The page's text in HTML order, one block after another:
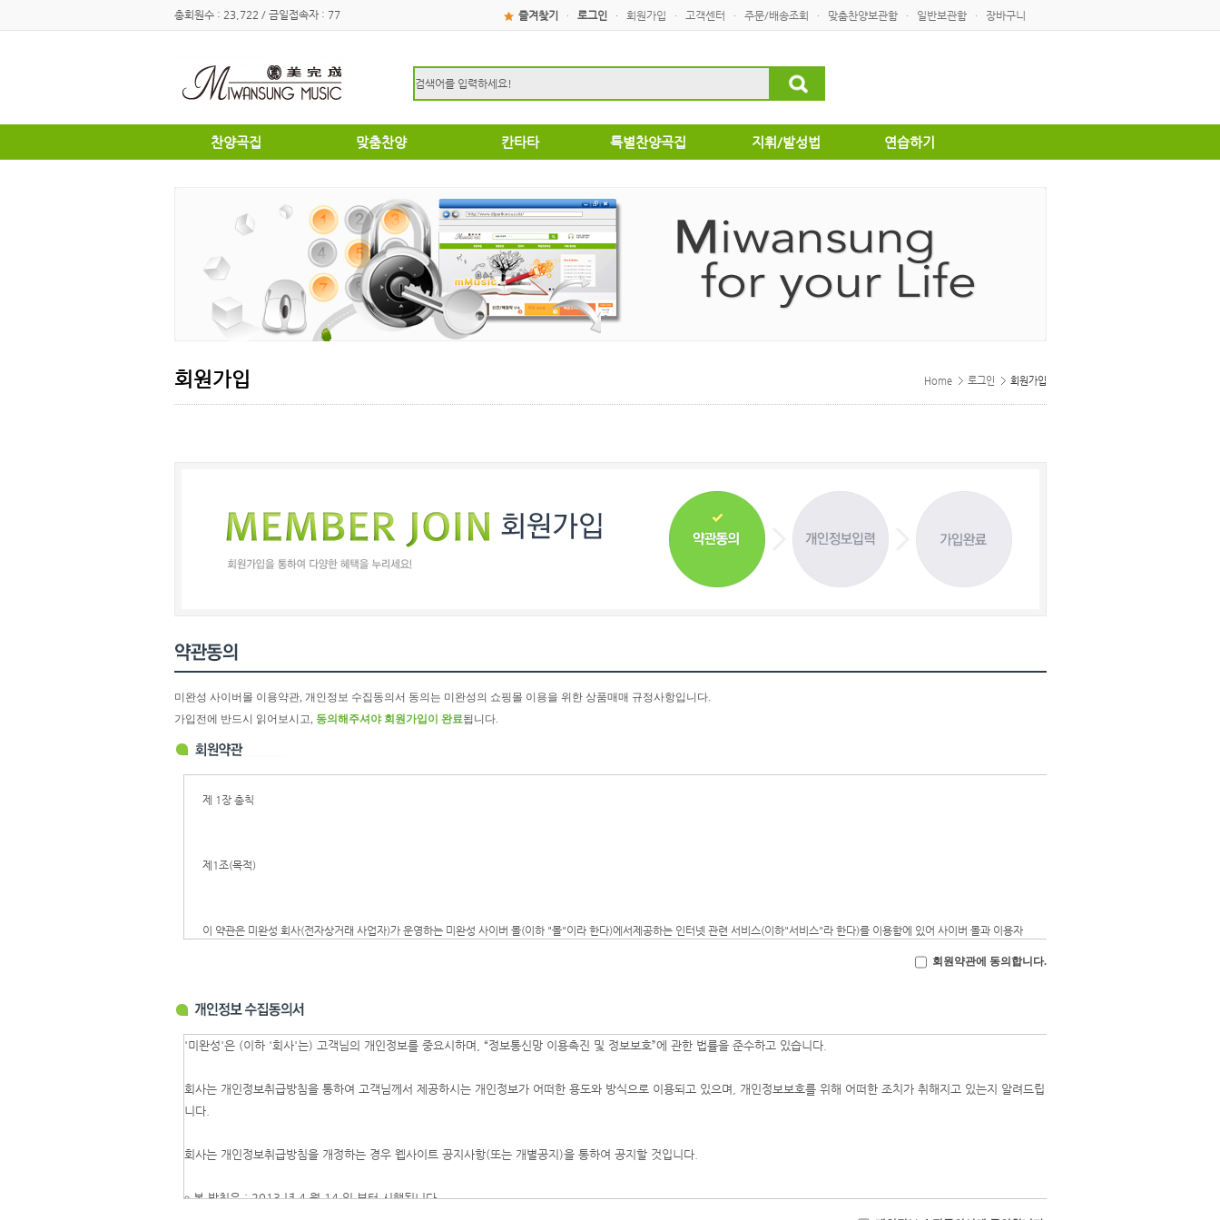
총회원수 : 23,722 / 금일접속자 : 77 즐겨찾기 · 로그인 · 회원가입 · 고객센터 · 주문/배송조회 · 맞춤찬양보관함 · 일반보관함 · 장바구니
찬양곡집
소편성관현악성가곡집
영광의찬양
명성가 / 애창성가
복음성가합창편곡집
우리가락 찬양곡집
절기별성가
혼성3부
맞춤찬양
쉽고은혜로운찬양곡집
소편성관현악성가곡집
영광의찬양
찬송가편곡
애창성가
명성가/복음성가합창편곡
절기별성가/국악성가
혼성3부
칸타타
부활절
특별찬양곡집 지휘/발성법 연습하기
회원가입 Home 로그인 회원가입
미완성 사이버몰 이용약관, 개인정보 수집동의서 동의는 미완성의 쇼핑몰 이용을 위한 상품매매 규정사항입니다.
가입전에 반드시 읽어보시고, 동의해주셔야 회원가입이 완료됩니다.
제 1장 총칙
제1조(목적)
이 약관은 미완성 회사(전자상거래 사업자)가 운영하는 미완성 사이버 몰(이하 "몰"이라 한다)에서제공하는 인터넷 관련 서비스(이하"서비스"라 한다)를 이용함에 있어 사이버 몰과 이용자
제2조(정의)
① "몰" 이란 미완성 회사가 재화 또는 용역(이하"재화등"이라 함)을 이용자에게 제공하기 위하여 컴퓨터등 정보통신설비를 이용하여 재화등을 거래할 수 있도록 설정한 가상의 영업장을 말
② "이용자"란 "몰"에 접속하여 이 약관에 따라 "몰"이 제공하는 서비스를 받는 회원 및 비회원을 말합니다.
④ '비회원'이라 함은 회원에 가입하지 않고 "몰"이 제공하는 서비스를 이용하는 자를 말합니다.
회원약관에 동의합니다.
'미완성'은 (이하 '회사'는) 고객님의 개인정보를 중요시하며, “정보통신망 이용촉진 및 정보보호”에 관한 법률을 준수하고 있습니다.
회사는 개인정보취급방침을 통하여 고객님께서 제공하시는 개인정보가 어떠한 용도와 방식으로 이용되고 있으며, 개인정보보호를 위해 어떠한 조치가 취해지고 있는지 알려드립
니다.
회사는 개인정보취급방침을 개정하는 경우 웹사이트 공지사항(또는 개별공지)을 통하여 공지할 것입니다.
ο 본 방침은 : 2013 년 4 월 14 일 부터 시행됩니다.